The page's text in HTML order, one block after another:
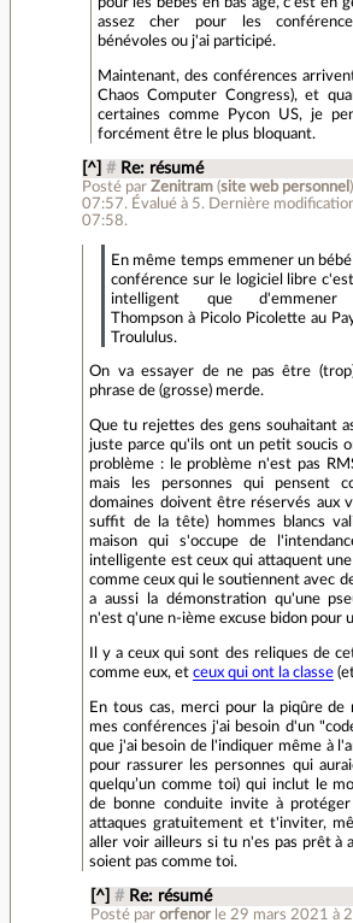
assez cher pour les
bénévoles ou j'ai participé.
Maintenant, des conférences
Chaos Computer Congress), et
certaines comme Pycon US, je
forcément être le plus bloquant.
[^] # Re: résumé
Posté parZenitram (site web personnel )
07:57. Évalué à 5. Dernière
07:58.
En même temps emmener un
conférence sur le logiciel libre
intelligent que d'emmener
Thompson à Picolo Picolette au
Troululus.
On va essayer de ne pas être
phrase de (grosse) merde.
Que tu rejettes des gens souhaitant
juste parce qu'ils ont un petit soucis
problème : le problème n'est pas
mais les personnes qui pensent
domaines doivent être réservés aux
suffit de la tête) hommes blancs
maison qui s'occupe de
intelligente est ceux qui attaquent
comme ceux qui le soutiennent avec
a aussi la démonstration qu'une
n'est q'une n-ième excuse bidon pour
Il y a ceux qui sont des reliques de
comme eux, etceux qui ont la classe
En tous cas, merci pour la piqûre de
mes conférences j'ai besoin d'un
que j'ai besoin de l'indiquer même à
pour rassurer les personnes qui
quelqu’un comme toi) qui inclut le
de bonne conduite invite à
attaques gratuitement et t'inviter,
aller voir ailleurs si tu n'es pas prêt à
soient pas comme toi.
[^] # Re: résumé
Posté par orfenor le 29 mars 2021 à